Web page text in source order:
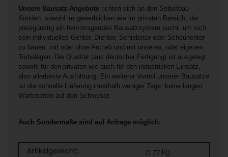
Unsere Bausatz-Angebote richten sich an den Selbstbau-
Kunden, sowohl im gewerblichen wie im privaten Bereich, der
preisgünstig ein hervorragendes Bausatzsystem sucht, um sich
sein individuelles Gehtor, Drehtor, Schiebetor oder Scheunentor
zu bauen, mit oder ohne Antrieb und mit unseren, oder eigenen
Torbelägen. Die Qualität (aus deutscher Fertigung) ist ausgelegt
sowohl für den privaten wie auch für den industriellen Einsatz,
also allerbeste Ausführung. Ein weiterer Vorteil unserer Bausätze
ist die schnelle Lieferung innerhalb weniger Tage, keine langen
Wartezeiten auf den Schlosser.
Auch Sondermaße sind auf Anfrage möglich.
Artikelgewicht: 21,77 kg